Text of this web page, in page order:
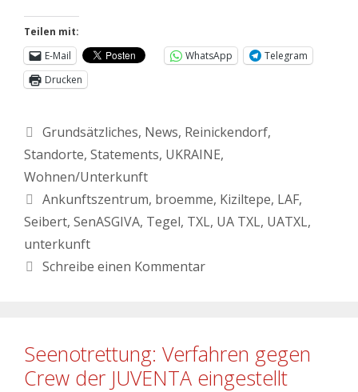
Teilen mit:
E-Mail
WhatsApp
Telegram
Drucken
Grundsätzliches, News, Reinickendorf,
Standorte, Statements, UKRAINE,
Wohnen/Unterkunft
Ankunftszentrum, broemme, Kiziltepe, LAF,
Seibert, SenASGIVA, Tegel, TXL, UA TXL, UATXL,
unterkunft
Schreibe einen Kommentar
Seenotrettung: Verfahren gegen
Crew der JUVENTA eingestellt